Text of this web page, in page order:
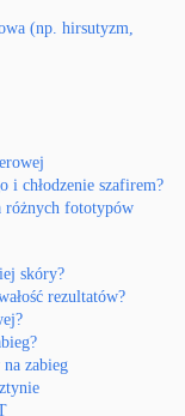
(np. hirsutyzm,
i chłodzenie szafirem?
różnych fototypów
skóry?
rezultatów?
zabieg